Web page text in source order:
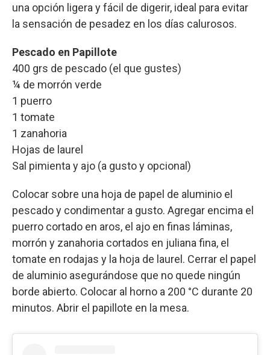
una opción ligera y fácil de digerir, ideal para evitar
la sensación de pesadez en los días calurosos.
Pescado en Papillote
400 grs de pescado (el que gustes)
¼ de morrón verde
1 puerro
1 tomate
1 zanahoria
Hojas de laurel
Sal pimienta y ajo (a gusto y opcional)
Colocar sobre una hoja de papel de aluminio el
pescado y condimentar a gusto. Agregar encima el
puerro cortado en aros, el ajo en finas láminas,
morrón y zanahoria cortados en juliana fina, el
tomate en rodajas y la hoja de laurel. Cerrar el papel
de aluminio asegurándose que no quede ningún
borde abierto. Colocar al horno a 200 °C durante 20
minutos. Abrir el papillote en la mesa.